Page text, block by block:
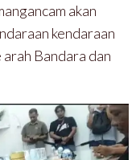
akan
kendaraan
Bandara dan